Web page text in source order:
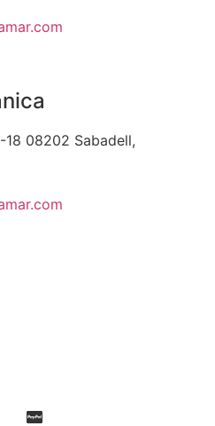
18 08202 Sabadell,